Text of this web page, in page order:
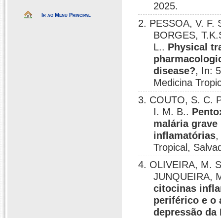
Ir ao Menu Principal
2025.
2. PESSOA, V. F.
BORGES,
L.. Physical
disease?, In:
Medicina
3. COUTO, S. C.
I. M. B..
malária
inflamatórias,
Tropical,
4. OLIVEIRA, M.
JUNQUEIRA,
citocinas
periférico e o
depressão da